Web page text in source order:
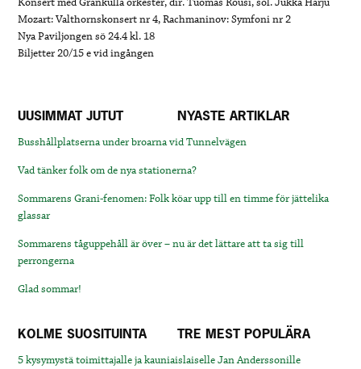
Mozart: Valthornskonsert nr 4, Rachmaninov: Symfoni nr 2
Nya Paviljongen sö 24.4 kl. 18
Biljetter 20/15 e vid ingången
UUSIMMAT JUTUT NYASTE ARTIKLAR
Busshållplatserna under broarna vid Tunnelvägen
Vad tänker folk om de nya stationerna?
Sommarens Grani-fenomen: Folk köar upp till en timme för jättelika
glassar
Sommarens tåguppehåll är över – nu är det lättare att ta sig till
perrongerna
Glad sommar!
KOLME SUOSITUINTA TRE MEST POPULÄRA
5 kysymystä toimittajalle ja kauniaislaiselle Jan Anderssonille